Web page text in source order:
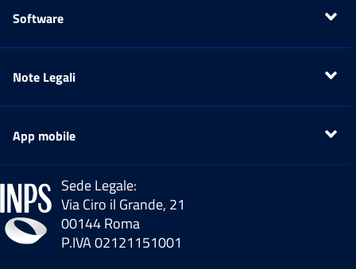
Software
Note Legali
App mobile
Sede Legale:
Via Ciro il Grande, 21
00144 Roma
P.IVA 02121151001